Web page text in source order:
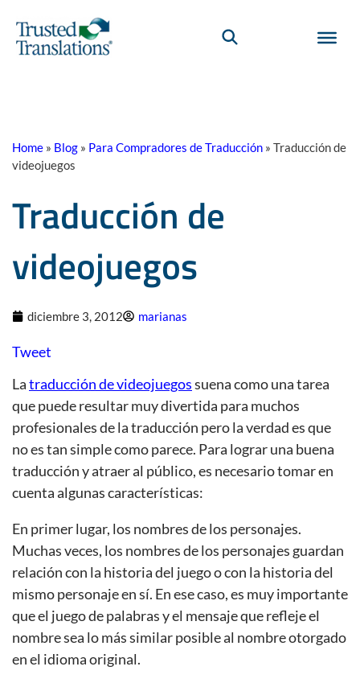
Home » Blog » Para Compradores de Traducción » Traducción de
videojuegos
Traducción de
videojuegos
diciembre 3, 2012 marianas
Tweet
Latraducción de videojuegossuena como una tarea
que puede resultar muy divertida para muchos
profesionales de la traducción pero la verdad es que
no es tan simple como parece. Para lograr una buena
traducción y atraer al público, es necesario tomar en
cuenta algunas características:
En primer lugar, los nombres de los personajes.
Muchas veces, los nombres de los personajes guardan
relación con la historia del juego o con la historia del
mismo personaje en sí. En ese caso, es muy importante
que el juego de palabras y el mensaje que refleje el
nombre sea lo más similar posible al nombre otorgado
en el idioma original.